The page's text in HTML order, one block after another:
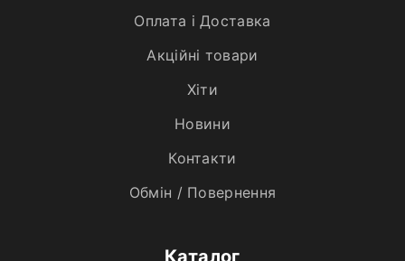
Оплата і Доставка
Акційні товари
Хiти
Новини
Контакти
Обмін / Повернення